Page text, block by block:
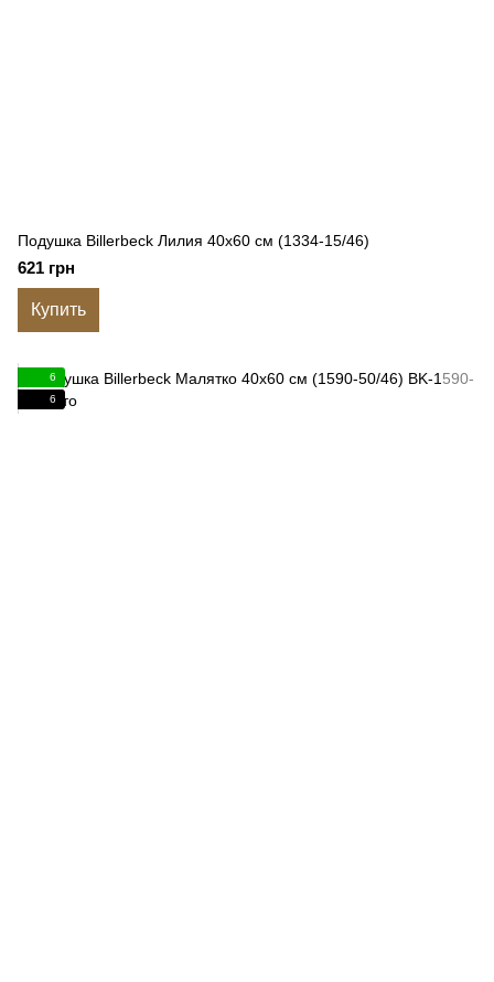
Подушка Billerbeck Лилия 40x60 см (1334-15/46)
621 грн
Купить
6
6